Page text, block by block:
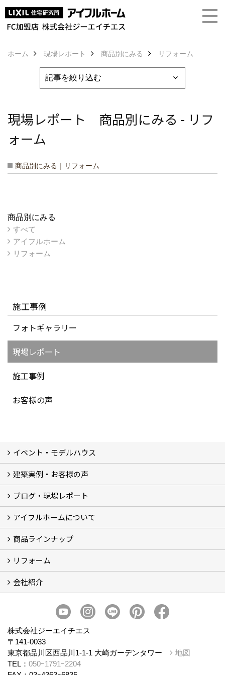
ホーム 現場レポート 商品別にみる リフォーム
現場レポート 商品別にみる - リフ
ォーム
商品別にみる｜リフォーム
商品別にみる
すべて
アイフルホーム
リフォーム
施工事例
フォトギャラリー
現場レポート
施工事例
お客様の声
イベント・モデルハウス
イベント
モデルハウス見学
建築実例・お客様の声
建築実例
お客様の声
ブログ・現場レポート
ブログ
現場レポート
アイフルホームについて
アイフルホームについて (5)
商品ラインナップ
商品ラインナップ
リフォーム
まるごと断熱リフォーム
イベント情報
施工事例
会社紹介
スタッフ紹介
個人情報保護方針
株式会社ジーエイチエス
〒141-0033
東京都品川区西品川1-1-1 大崎ガーデンタワー
地図
TEL： 050ｰ1791ｰ2204